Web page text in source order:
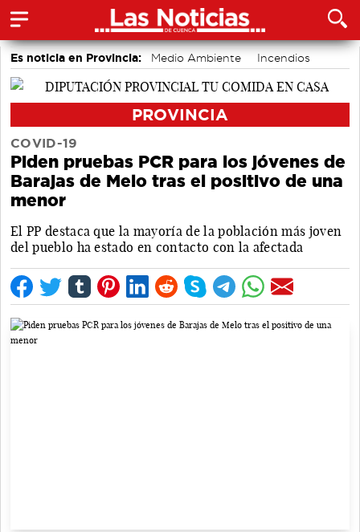
Es noticia en Provincia: Medio Ambiente
Incendios
accidentes laborales
PROVINCIA
COVID-19
Piden pruebas PCR para los jóvenes de
Barajas de Melo tras el positivo de una
menor
El PP destaca que la mayoría de la población más joven
del pueblo ha estado en contacto con la afectada